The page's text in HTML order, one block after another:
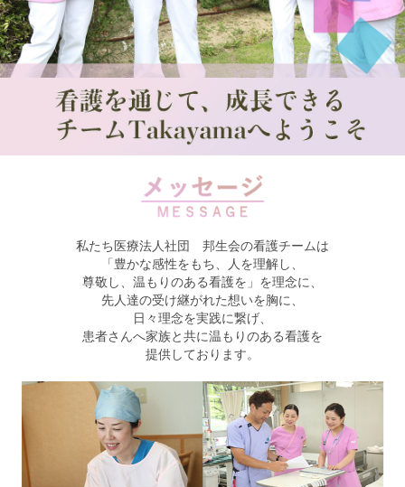
私たち医療法人社団 邦生会の看護チームは
「豊かな感性をもち、人を理解し、
尊敬し、温もりのある看護を」を理念に、
先人達の受け継がれた想いを胸に、
日々理念を実践に繋げ、
患者さんへ家族と共に温もりのある看護を
提供しております。